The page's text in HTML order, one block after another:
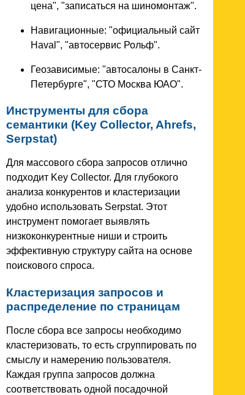
цена", "записаться на шиномонтаж".
Навигационные: "официальный сайт
Haval", "автосервис Рольф".
Геозависимые: "автосалоны в Санкт-
Петербурге", "СТО Москва ЮАО".
Инструменты для сбора
семантики (Key Collector, Ahrefs,
Serpstat)
Для массового сбора запросов отлично
подходит Key Collector. Для глубокого
анализа конкурентов и кластеризации
удобно использовать Serpstat. Этот
инструмент помогает выявлять
низкоконкурентные ниши и строить
эффективную структуру сайта на основе
поискового спроса.
Кластеризация запросов и
распределение по страницам
После сбора все запросы необходимо
кластеризовать, то есть сгруппировать по
смыслу и намерению пользователя.
Каждая группа запросов должна
соответствовать одной посадочной